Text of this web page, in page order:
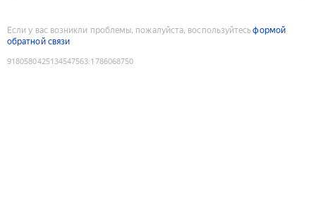
Если у вас возникли проблемы, пожалуйста, воспользуйтесьформой
обратной связи
9180580425134547563:1786068750